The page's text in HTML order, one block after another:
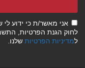
אני מאשר/ת כי ידוע
למדיניות הפרטיות שלנו.